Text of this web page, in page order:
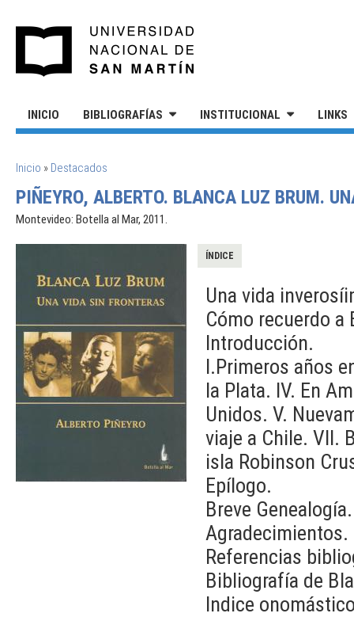
INICIO BIBLIOGRAFÍAS INSTITUCIONAL LINKS
SE ENCUENTRA USTED AQUÍ
Inicio » Destacados
PIÑEYRO, ALBERTO. BLANCA LUZ BRUM.
Montevideo: Botella al Mar, 2011.
ÍNDICE
Una vida
Cómo recuerdo a
Introducción.
I.Primeros años
la Plata. IV. En
Unidos. V.
viaje a Chile. VII.
isla Robinson
Epílogo.
Breve Genealogía.
Agradecimientos.
Referencias
Bibliografía de
Indice